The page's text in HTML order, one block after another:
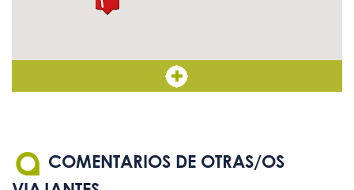
COMENTARIOS DE OTRAS/OS